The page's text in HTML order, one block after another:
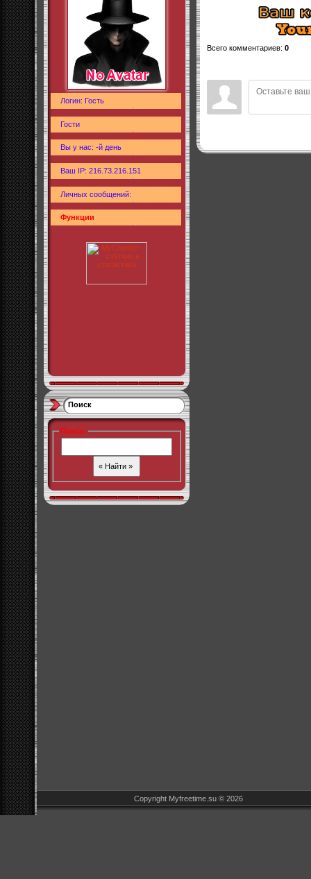
Логин: Гость
Гости
Вы у нас: -й день
Ваш IP: 216.73.216.151
Личных сообщений:
Функции
Поиск
Поиск:
Всего комментариев: 0
Copyright Myfreetime.su © 2026